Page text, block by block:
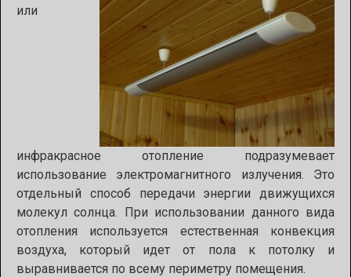
или
инфракрасное отопление подразумевает
использование электромагнитного излучения. Это
отдельный способ передачи энергии движущихся
молекул солнца. При использовании данного вида
отопления используется естественная конвекция
воздуха, который идет от пола к потолку и
выравнивается по всему периметру помещения.